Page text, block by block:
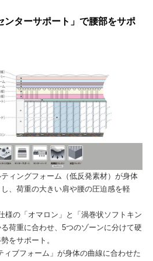
ンターサポート」で腰部をサポ
ィングフォーム（低反発素材）が身体
、荷重の大きい肩や腰の圧迫感を軽
様の「オマロン」と「渦巻状ソフトキン
荷重に合わせ、5つのゾーンに分けて硬
をサポート。
ィブフォーム」が身体の曲線に合わせた